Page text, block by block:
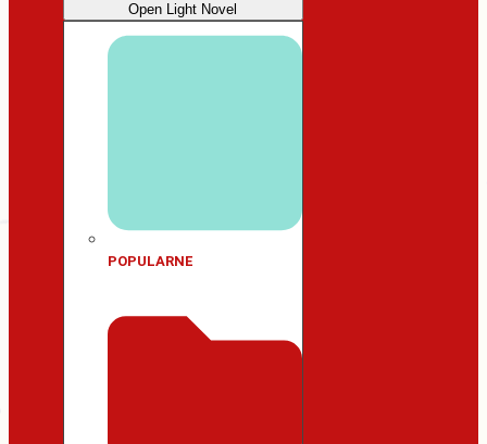
Open Light Novel
POPULARNE